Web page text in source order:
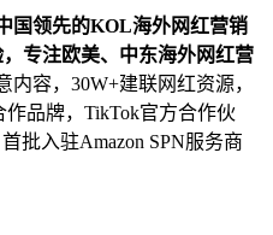
国领先的KOL海外网红营销
专注欧美、中东海外网红营
容，30W+建联网红资源，
作品牌，TikTok官方合作伙
批入驻Amazon SPN服务商